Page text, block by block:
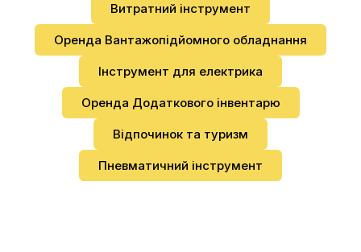
Витратний інструмент
Оренда Вантажопідйомного обладнання
Інструмент для електрика
Оренда Додаткового інвентарю
Відпочинок та туризм
Пневматичний інструмент